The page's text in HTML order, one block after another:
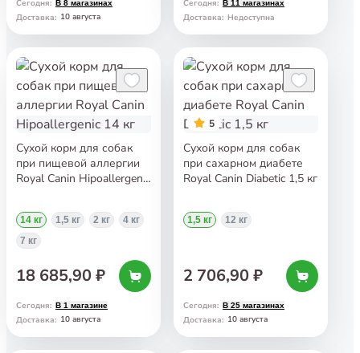
Сегодня: В 8 магазинах
Доставка: 10 августа
Сегодня: В 11 магазинах
Доставка: Недоступна
Сухой корм для собак
при пищевой аллергии
Royal Canin Hipoallergenic
14 кг 1,5 кг 2 кг
4 кг
7 кг
18 685,90 ₽
Сегодня: В 1 магазине
Доставка: 10 августа
5
Сухой корм для собак
при сахарном диабете
Royal Canin Diabetic 1,5 кг
1,5 кг 12 кг
2 706,90 ₽
Сегодня: В 25 магазинах
Доставка: 10 августа